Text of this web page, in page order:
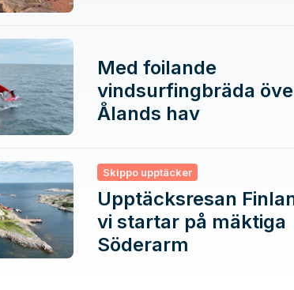
Med foilande
vindsurfingbräda
Ålands hav
Skippo upptäcker
Upptäcksresan
vi startar på mäktiga
Söderarm